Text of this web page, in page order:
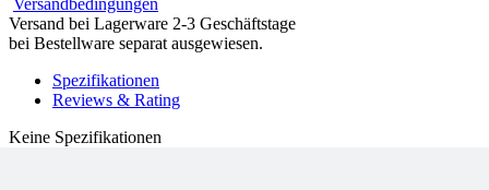
Versand bei Lagerware 2-3 Geschäftstage
bei Bestellware separat ausgewiesen.
Spezifikationen
Reviews & Rating
Keine Spezifikationen